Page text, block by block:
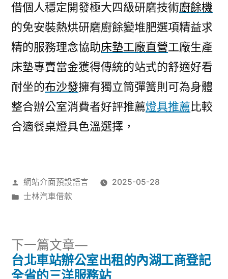
借個人穩定開發極大四級研磨技術廚餘機
的免安裝熱烘研磨廚餘變堆肥選項精益求
精的服務理念協助床墊工廠直營工廠生產
床墊專賣當金獲得傳統的站式的舒適好看
耐坐的布沙發擁有獨立筒彈簧則可為身體
整合辦公室消費者好評推薦燈具推薦比較
合適餐桌燈具色溫選擇，
作
者:
網站介面預設語言
2025-05-28
分
士林汽車借款
文
下一篇文章
下
一
篇
台北車站辦公室出租的內湖工商登記
全省的三洋服務站